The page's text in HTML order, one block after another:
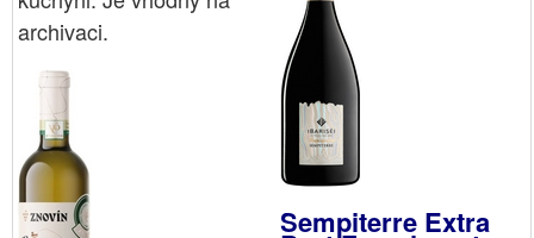
archivaci.
Sempiterre Extra